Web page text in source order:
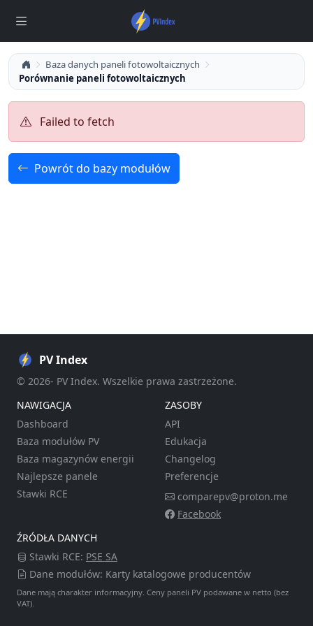
Baza danych paneli fotowoltaicznych
Porównanie paneli fotowoltaicznych
Failed to fetch
Powrót do bazy modułów
PV Index
© 2026- PV Index. Wszelkie prawa zastrzeżone.
NAWIGACJA
Dashboard
Baza modułów PV
Baza magazynów energii
Najlepsze panele
Stawki RCE
ZASOBY
API
Edukacja
Changelog
Preferencje
comparepv@proton.me
Facebook
ŹRÓDŁA DANYCH
Stawki RCE: PSE SA
Dane modułów: Karty katalogowe producentów
Dane mają charakter informacyjny. Ceny paneli PV podawane w netto (bez
VAT).